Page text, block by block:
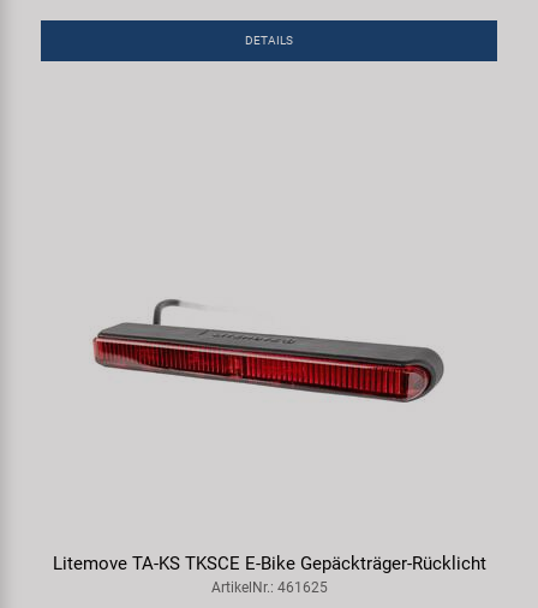
DETAILS
Litemove TA-KS TKSCE E-Bike Gepäckträger-Rücklicht
ArtikelNr.: 461625